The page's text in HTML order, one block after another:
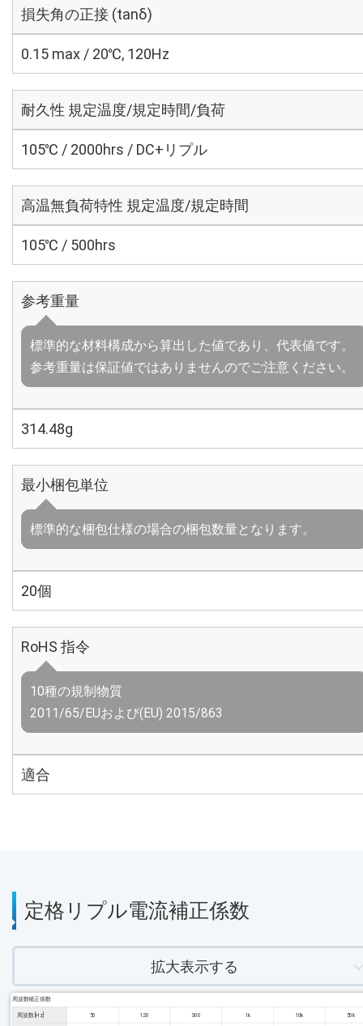
損失角の正接 (tanδ)
0.15 max / 20℃, 120Hz
耐久性 規定温度/規定時間/負荷
105℃ / 2000hrs / DC+リプル
高温無負荷特性 規定温度/規定時間
105℃ / 500hrs
参考重量
標準的な材料構成から算出した値であり、代表値です。
参考重量は保証値ではありませんのでご注意ください。
314.48g
最小梱包単位
標準的な梱包仕様の場合の梱包数量となります。
20個
RoHS 指令
10種の規制物質
2011/65/EUおよび(EU) 2015/863
適合
定格リプル電流補正係数
拡大表示する
周波数補正係数
周波数 [Hz] 50 120 300 1k 10k 50k